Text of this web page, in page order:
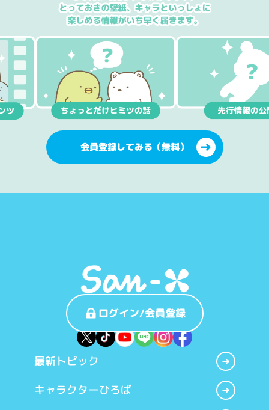
会員登録してみる（無料）
ログイン/会員登録
最新トピック
キャラクターひろば